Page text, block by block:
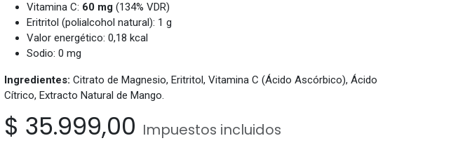
Vitamina C: 60 mg (134% VDR)
Eritritol (polialcohol natural): 1 g
Valor energético: 0,18 kcal
Sodio: 0 mg
Ingredientes: Citrato de Magnesio, Eritritol, Vitamina C (Ácido Ascórbico), Ácido
Cítrico, Extracto Natural de Mango.
$ 35.999,00 Impuestos incluidos